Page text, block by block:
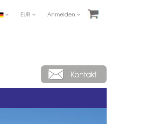
EUR Anmelden